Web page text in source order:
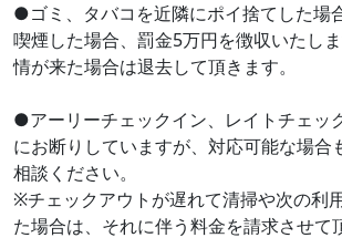
●ゴミ、タバコを近隣にポイ捨てした場
喫煙した場合、罰金5万円を徴収いたし
情が来た場合は退去して頂きます。
●アーリーチェックイン、レイトチェッ
にお断りしていますが、対応可能な場合
相談ください。
※チェックアウトが遅れて清掃や次の利
た場合は、それに伴う料金を請求させて